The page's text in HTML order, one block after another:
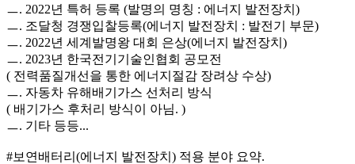
ㅡ. 2022년 특허 등록 (발명의 명칭 : 에너지 발전장치)
ㅡ. 조달청 경쟁입찰등록(에너지 발전장치 : 발전기 부문)
ㅡ. 2022년 세계발명왕 대회 은상(에너지 발전장치)
ㅡ. 2023년 한국전기기술인협회 공모전
( 전력품질개선을 통한 에너지절감 장려상 수상)
ㅡ. 자동차 유해배기가스 선처리 방식
( 배기가스 후처리 방식이 아님. )
ㅡ. 기타 등등...
#보연배터리(에너지 발전장치) 적용 분야 요약.